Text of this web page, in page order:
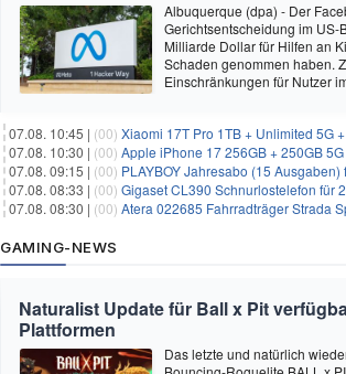
Albuquerque (dpa) - Der
Gerichtsentscheidung im
Milliarde Dollar für Hilfen an
Schaden genommen haben.
Einschränkungen für Nutzer
07.08. 10:45 | (00) Xiaomi 17T Pro 1TB + Unlimited 5G +
07.08. 10:30 | (00) Apple iPhone 17 256GB + 250GB 5G +
07.08. 09:15 | (00) PLAYBOY Jahresabo (15
07.08. 08:33 | (00) Gigaset CL390 Schnurlostelefon für
07.08. 08:30 | (00) Atera 022685 Fahrradträger Strada
GAMING-NEWS
Naturalist Update für Ball x Pit
Plattformen
Das letzte und natürlich